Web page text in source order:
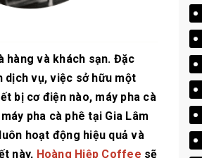
hàng và khách sạn. Đặc
dịch vụ, việc sở hữu một
bị cơ điện nào, máy pha cà
pha cà phê tại Gia Lâm
hoạt động hiệu quả và
này, Hoàng Hiệp Coffee sẽ